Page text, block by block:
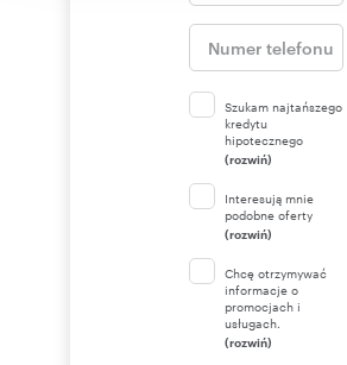
Szukam najtańszego
kredytu
hipotecznego
(rozwiń)
Interesują mnie
podobne oferty
(rozwiń)
Chcę otrzymywać
informacje o
promocjach i
usługach.
(rozwiń)